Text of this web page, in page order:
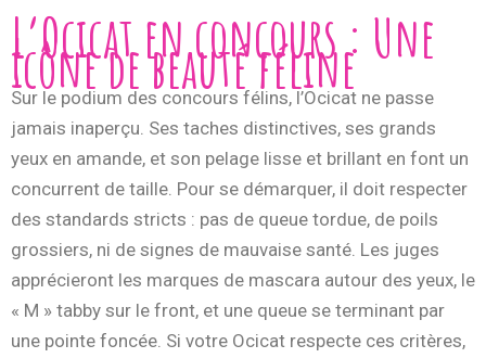
L’Ocicat en concours : Une
icône de beauté féline
Sur le podium des concours félins, l’Ocicat ne passe
jamais inaperçu. Ses taches distinctives, ses grands
yeux en amande, et son pelage lisse et brillant en font un
concurrent de taille. Pour se démarquer, il doit respecter
des standards stricts : pas de queue tordue, de poils
grossiers, ni de signes de mauvaise santé. Les juges
apprécieront les marques de mascara autour des yeux, le
« M » tabby sur le front, et une queue se terminant par
une pointe foncée. Si votre Ocicat respecte ces critères,